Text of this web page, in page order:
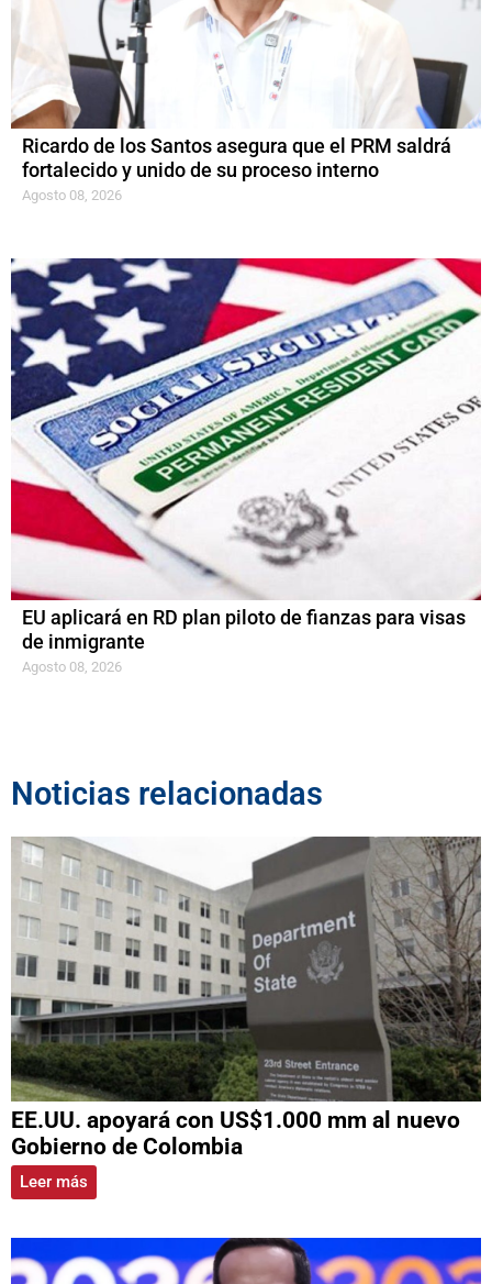
Ricardo de los Santos asegura que el PRM saldrá
fortalecido y unido de su proceso interno
Agosto 08, 2026
EU aplicará en RD plan piloto de fianzas para visas
de inmigrante
Agosto 08, 2026
Noticias relacionadas
EE.UU. apoyará con US$1.000 mm al nuevo
Gobierno de Colombia
Leer más